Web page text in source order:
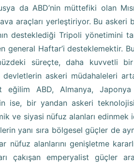
da ABD’nin müttefiki olan
araçları yerleştiriyor. Bu askeri
desteklediği Tripoli yönetimini
general Haftar’i desteklemektir.
süreçte, daha kuvvetli
askeri müdahaleleri
eğilim ABD, Almanya,
ise, bir yandan askeri
ve siyasi nüfuz alanları edinmek
yanı sıra bölgesel güçler de
alanlarını genişletme
çakışan emperyalist güçler